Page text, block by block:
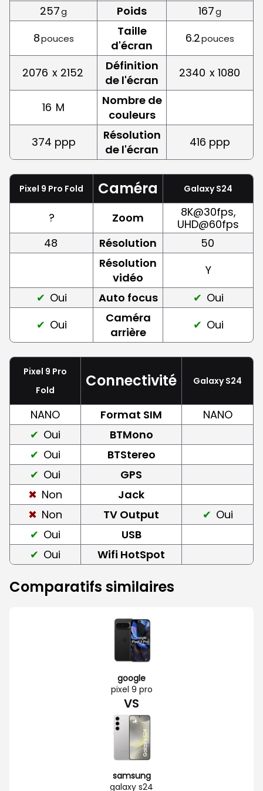
257g Poids 167g
8pouces
Taille
d'écran
6.2pouces
2076 x 2152
Définition
de l'écran
2340 x 1080
16 M
Nombre de
couleurs
374 ppp
Résolution
de l'écran
416 ppp
Pixel 9 Pro Fold Caméra Galaxy S24
? Zoom
8K@30fps,
UHD@60fps
48
Résolution
50
Résolution
vidéo
Y
Oui
Auto focus
Oui
Oui
Caméra
arrière
Oui
Pixel 9 Pro
Fold
Connectivité Galaxy S24
NANO Format SIM
NANO
Oui
BTMono
Oui
BTStereo
Oui
GPS
Non
Jack
Non
TV Output
Oui
Oui
USB
Oui
Wifi HotSpot
Comparatifs similaires
google
pixel 9 pro
VS
samsung
galaxy s24